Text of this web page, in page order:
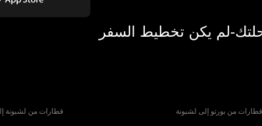
لم يكن تخطيط السفر
قطارات من بورتو إلى لشبونة قطارات من لشبونة